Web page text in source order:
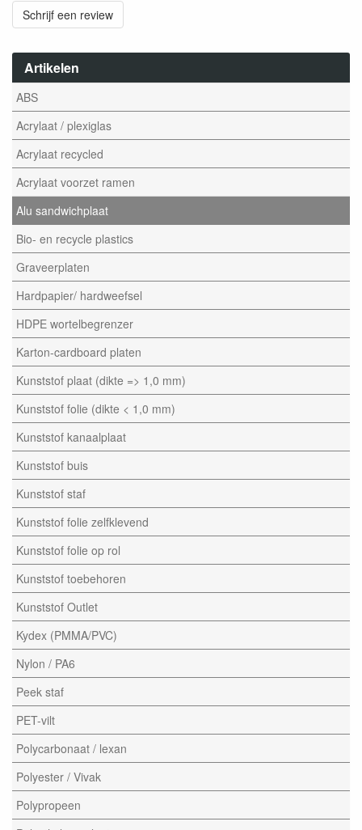
Artikelen
ABS
Acrylaat / plexiglas
Acrylaat recycled
Acrylaat voorzet ramen
Alu sandwichplaat
Bio- en recycle plastics
Graveerplaten
Hardpapier/ hardweefsel
HDPE wortelbegrenzer
Karton-cardboard platen
Kunststof plaat (dikte => 1,0 mm)
Kunststof folie (dikte < 1,0 mm)
Kunststof kanaalplaat
Kunststof buis
Kunststof staf
Kunststof folie zelfklevend
Kunststof folie op rol
Kunststof toebehoren
Kunststof Outlet
Kydex (PMMA/PVC)
Nylon / PA6
Peek staf
PET-vilt
Polycarbonaat / lexan
Polyester / Vivak
Polypropeen
Schrijf een review